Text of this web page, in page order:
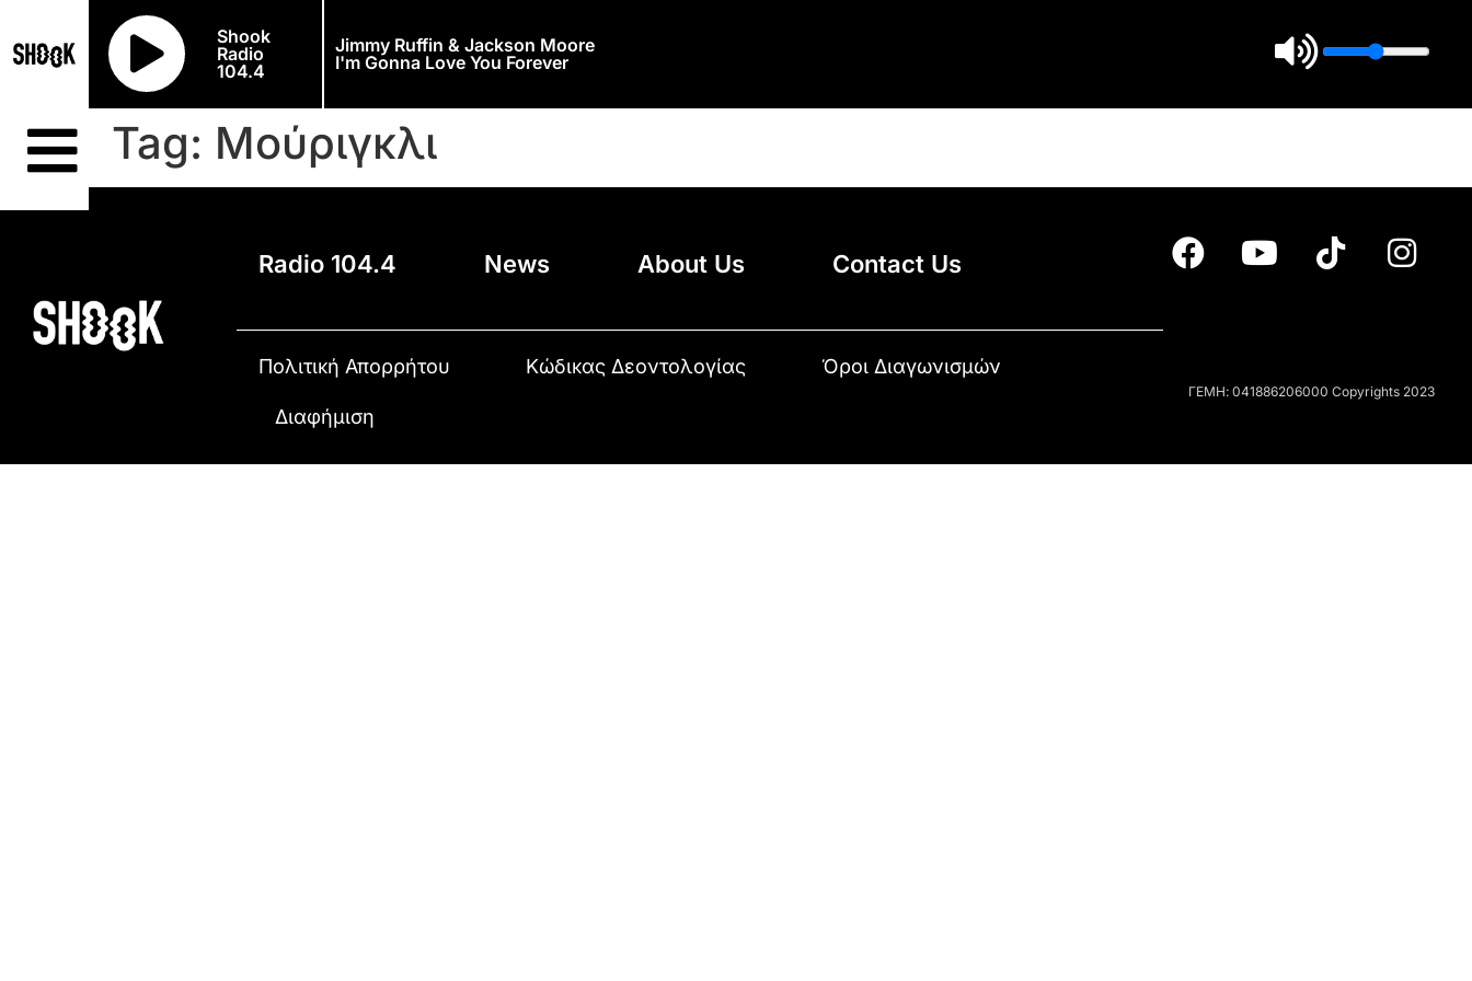
Shook
Radio
104.4
Jimmy Ruffin & Jackson Moore
I'm Gonna Love You Forever
Tag: Μούριγκλι
Radio 104.4 News About Us Contact Us
Πολιτική Απορρήτου Κώδικας Δεοντολογίας Όροι Διαγωνισμών
Διαφήμιση
ΓΕΜΗ: 041886206000 Copyrights 2023